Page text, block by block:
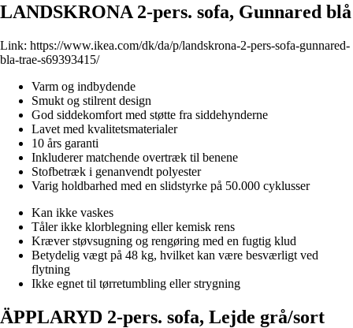
LANDSKRONA 2-pers. sofa, Gunnared blå
Link: https://www.ikea.com/dk/da/p/landskrona-2-pers-sofa-gunnared-
bla-trae-s69393415/
Varm og indbydende
Smukt og stilrent design
God siddekomfort med støtte fra siddehynderne
Lavet med kvalitetsmaterialer
10 års garanti
Inkluderer matchende overtræk til benene
Stofbetræk i genanvendt polyester
Varig holdbarhed med en slidstyrke på 50.000 cyklusser
Kan ikke vaskes
Tåler ikke klorblegning eller kemisk rens
Kræver støvsugning og rengøring med en fugtig klud
Betydelig vægt på 48 kg, hvilket kan være besværligt ved
flytning
Ikke egnet til tørretumbling eller strygning
ÄPPLARYD 2-pers. sofa, Lejde grå/sort